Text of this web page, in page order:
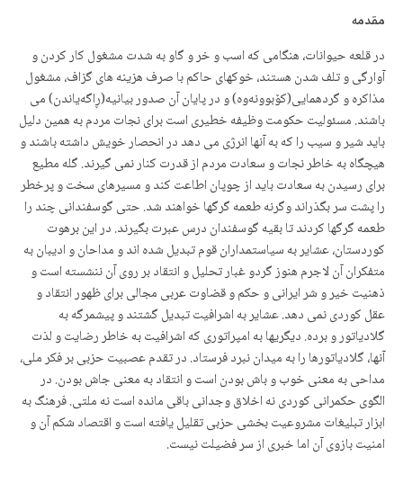
مقدمه
در قلعه حیوانات، هنگامی که اسب و خر و گاو به شدت مشغول کار کردن و
آوارگی و تلف شدن هستند، خوکهای حاکم با صرف هزینه های گزاف، مشغول
مذاکره و گردهمایی(کۆبوونەوه) و در پایان آن صدور بیانیه(ڕاگەیاندن) می
باشند. مسئولیت حکومت وظیفه خطیری است برای نجات مردم به همین دلیل
باید شیر و سیب را که به آنها انرژی می دهد در انحصار خویش داشته باشند و
هیچگاه به خاطر نجات و سعادت مردم از قدرت کنار نمی گیرند. گله مطیع
برای رسیدن به سعادت باید از چوپان اطاعت کند و مسیرهای سخت و پرخطر
را پشت سر بگذراند وگرنه طعمه گرگها خواهند شد. حتی گوسفندانی چند را
طعمه گرگها کردند تا بقیه گوسفندان درس عبرت بگیرند. در این برهوت
کوردستان، عشایر به سیاستمداران قوم تبدیل شده اند و مداحان و ادیبان به
متفکران آن لاجرم هنوز گردو غبار تحلیل و انتقاد بر روی آن ننشسته است و
ذهنیت خیر و شر ایرانی و حکم و قضاوت عربی مجالی برای ظهور انتقاد و
عقل کوردی نمی دهد. عشایر به اشرافیت تبدیل گشتند و پیشمرگه به
گلادیاتور و برده. دیگریها به امپراتوری که اشرافیت به خاطر رضایت و لذت
آنها، گلادیاتورها را به میدان نبرد فرستاد. در تقدم عصبیت حزبی بر فکر ملی،
مداحی به معنی خوب و باش بودن است و انتقاد به معنی جاش بودن. در
الگوی حکمرانی کوردی نه اخلاق وجدانی باقی مانده است نه ملتی. فرهنگ به
ابزار تبلیغات مشروعیت بخشی حزبی تقلیل یافته است و اقتصاد شکم آن و
امنیت بازوی آن اما خبری از سر فضیلت نیست.